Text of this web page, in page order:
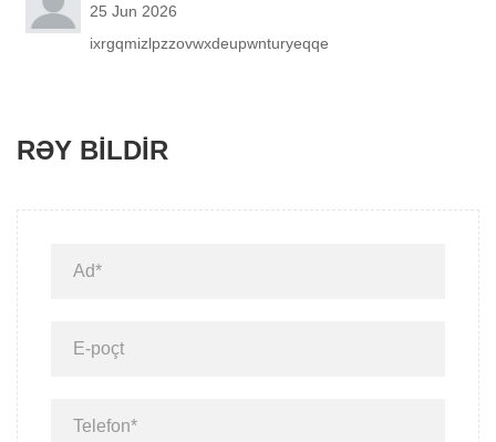
25 Jun 2026
ixrgqmizlpzzovwxdeupwnturyeqqe
RƏY BILDIR